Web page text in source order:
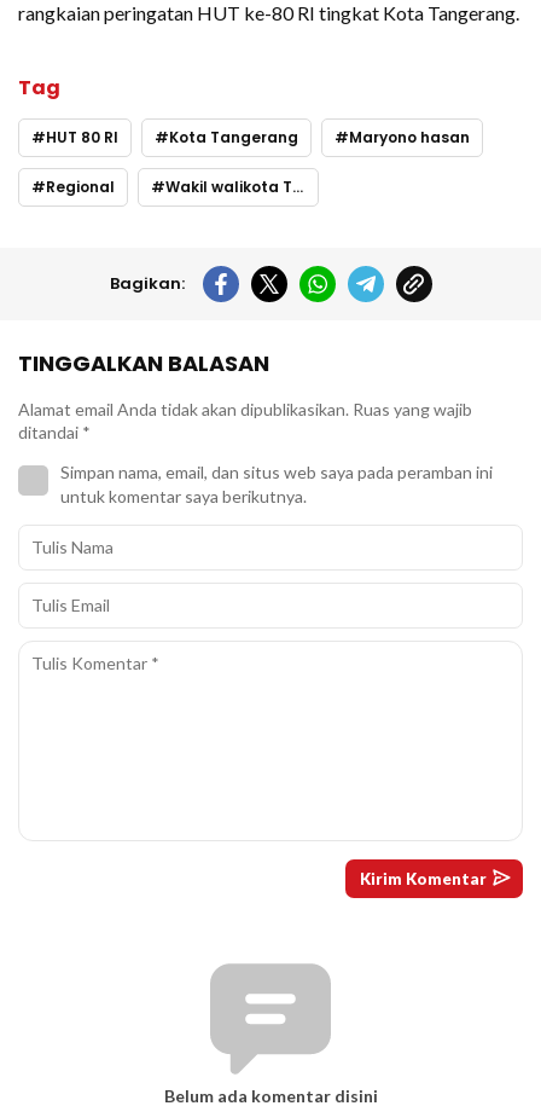
rangkaian peringatan HUT ke-80 RI tingkat Kota Tangerang.
Tag
HUT 80 RI Kota Tangerang Maryono hasan
Regional Wakil walikota Tangerang
Bagikan:
TINGGALKAN BALASAN
Alamat email Anda tidak akan dipublikasikan. Ruas yang wajib
ditandai *
Simpan nama, email, dan situs web saya pada peramban ini
untuk komentar saya berikutnya.
Belum ada komentar disini